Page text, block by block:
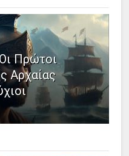
Πρώτοι
Αρχαίας